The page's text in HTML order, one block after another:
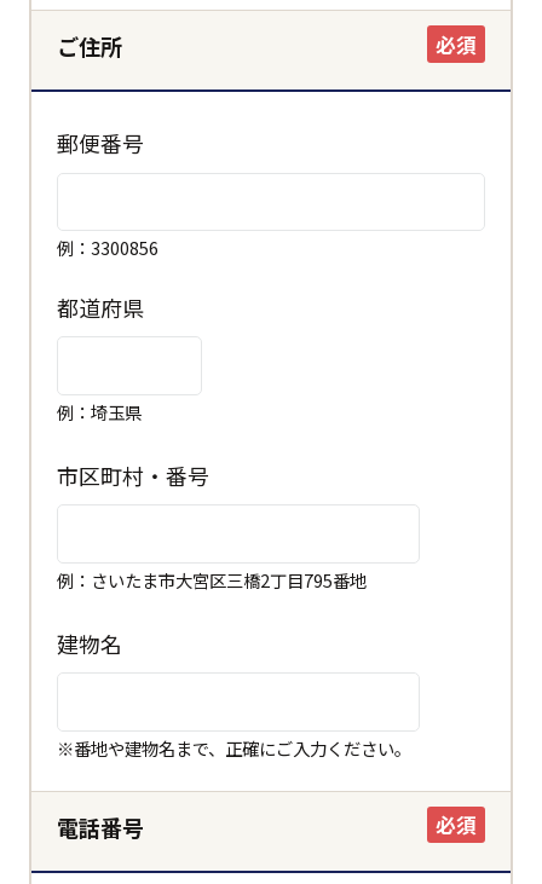
市区町村
ご住所 必須
郵便番号
例：3300856
都道府県
例：埼玉県
市区町村・番号
例：さいたま市大宮区三橋2丁目795番地
建物名
※番地や建物名まで、正確にご入力ください。
電話番号 必須